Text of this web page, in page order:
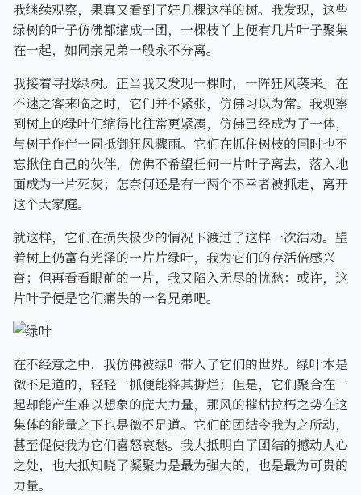
我继续观察，果真又看到了好几棵这样的树。我发现，这些
绿树的叶子仿佛都缩成一团，一棵枝丫上便有几片叶子聚集
在一起，如同亲兄弟一般永不分离。
我接着寻找绿树。正当我又发现一棵时，一阵狂风袭来。在
不速之客来临之时，它们并不紧张，仿佛习以为常。我观察
到树上的绿叶们缩得比往常更紧凑，仿佛已经成为了一体，
与树干作伴一同抵御狂风骤雨。它们在抓住树枝的同时也不
忘揪住自己的伙伴，仿佛不希望任何一片叶子离去，落入地
面成为一片死灰；怎奈何还是有一两个不幸者被抓走，离开
这个大家庭。
就这样，它们在损失极少的情况下渡过了这样一次浩劫。望
着树上仍富有光泽的一片片绿叶，我为它们的存活倍感兴
奋；但再看看眼前的一片，我又陷入无尽的忧愁：或许，这
片叶子便是它们痛失的一名兄弟吧。
在不经意之中，我仿佛被绿叶带入了它们的世界。绿叶本是
微不足道的，轻轻一抓便能将其撕烂；但是，它们聚合在一
起却能产生难以想象的庞大力量，那风的摧枯拉朽之势在这
集体的能量之下也是微不足道。它们的团结令我为之所动，
甚至促使我为它们喜怒哀愁。我大抵明白了团结的撼动人心
之处，也大抵知晓了凝聚力是最为强大的，也是最为可贵的
力量。